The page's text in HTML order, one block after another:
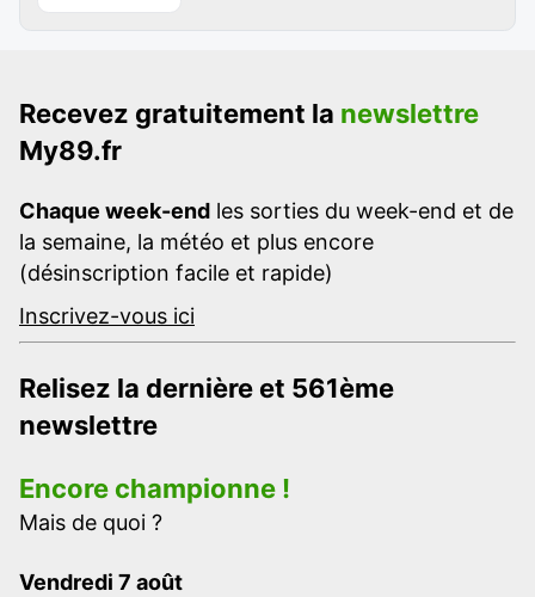
Recevez gratuitement la newslettre
My89.fr
Chaque week-end les sorties du week-end et de
la semaine, la météo et plus encore
(désinscription facile et rapide)
Inscrivez-vous ici
Relisez la dernière et 561ème
newslettre
Encore championne !
Mais de quoi ?
Vendredi 7 août